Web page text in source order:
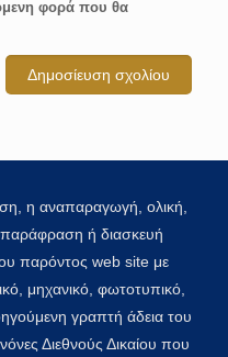
φορά που θα
η αναπαραγωγή, ολική,
παράφραση ή διασκευή
παρόντος web site με
μηχανικό, φωτοτυπικό,
γραπτή άδεια του
Διεθνούς Δικαίου που